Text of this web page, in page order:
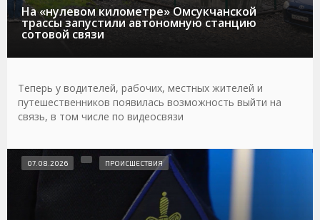
На «нулевом километре» Омсукчанской
трассы запустили автономную станцию
сотовой связи
Теперь у водителей, рабочих, местных жителей и
путешественников появилась возможность выйти на
связь, в том числе по видеосвязи
07.08.2026 ПРОИСШЕСТВИЯ